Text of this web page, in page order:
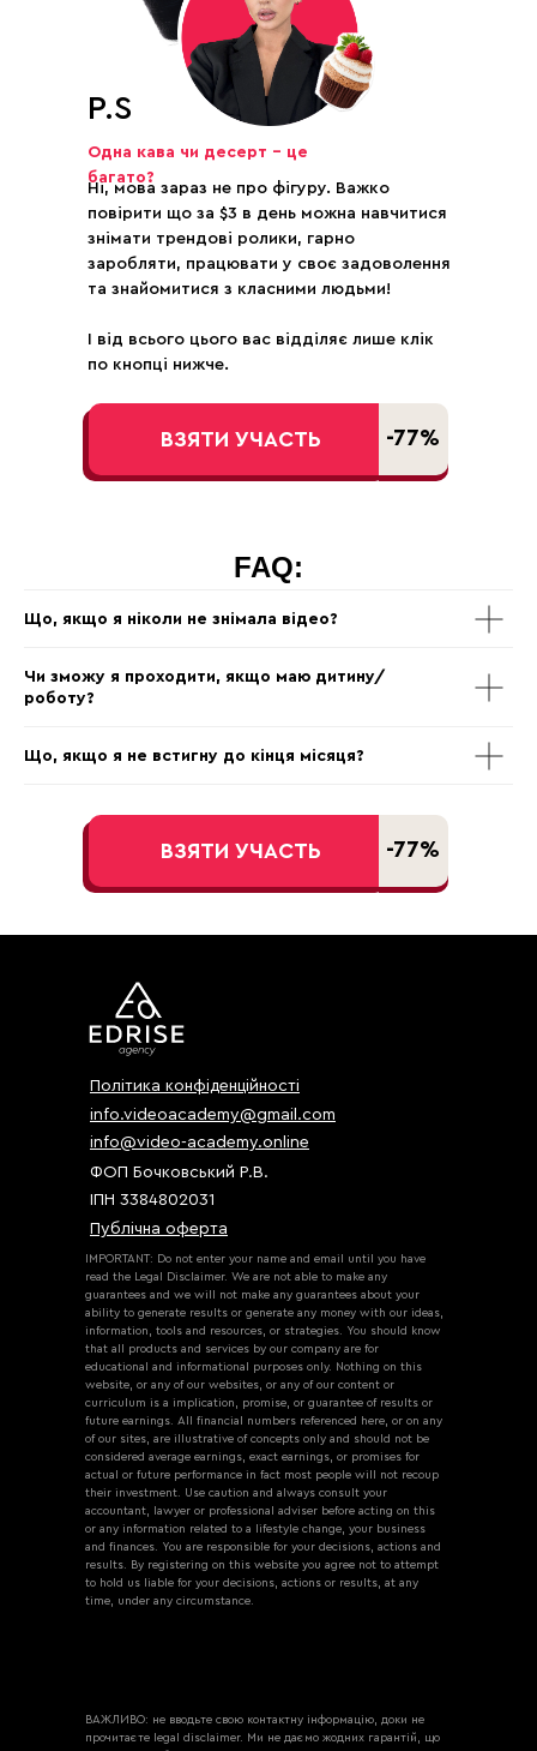
ВЗЯТИ УЧАСТЬ -77%
P.S
Ні, мова зараз не про фігуру. Важко
повірити що за $3 в день можна навчитися
знімати трендові ролики, гарно
заробляти, працювати у своє задоволення
та знайомитися з класними людьми!
І від всього цього вас відділяє лише клік
по кнопці нижче.
Одна кава чи десерт – це
багато?
FAQ:
Що, якщо я ніколи не знімала відео?
Чи зможу я проходити, якщо маю дитину/
роботу?
Що, якщо я не встигну до кінця місяця?
ВЗЯТИ УЧАСТЬ -77%
Політика конфіденційності
ФОП Бочковський Р.В.
ІПН 3384802031
info.videoacademy@gmail.com
info@video-academy.online
DEVO SOLUTIONS Inc
2093 PHILADELPHIA PIKE
CLAYMONT, DE 19703
IMPORTANT: Do not enter your name and email until you have
read the Legal Disclaimer. We are not able to make any
guarantees and we will not make any guarantees about your
ability to generate results or generate any money with our ideas,
information, tools and resources, or strategies. You should know
that all products and services by our company are for
educational and informational purposes only. Nothing on this
website, or any of our websites, or any of our content or
curriculum is a implication, promise, or guarantee of results or
future earnings. All financial numbers referenced here, or on any
of our sites, are illustrative of concepts only and should not be
considered average earnings, exact earnings, or promises for
actual or future performance in fact most people will not recoup
their investment. Use caution and always consult your
accountant, lawyer or professional adviser before acting on this
or any information related to a lifestyle change, your business
and finances. You are responsible for your decisions, actions and
results. By registering on this website you agree not to attempt
to hold us liable for your decisions, actions or results, at any
time, under any circumstance.
ВАЖЛИВО: не вводьте свою контактну інформацію, доки не
прочитаєте legal disclaimer. Ми не даємо жодних гарантій, що
Публічна оферта